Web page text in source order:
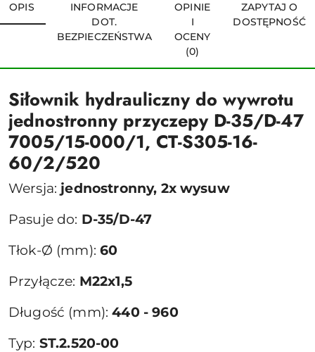
OPIS
INFORMACJE
DOT.
BEZPIECZEŃSTWA
OPINIE
I
OCENY
(0)
ZAPYTAJ O
DOSTĘPNOŚĆ
Siłownik hydrauliczny do wywrotu
jednostronny przyczepy D-35/D-47
7005/15-000/1, CT-S305-16-
60/2/520
Wersja: jednostronny, 2x wysuw
Pasuje do: D-35/D-47
Tłok-Ø (mm):60
Przyłącze: M22x1,5
Długość (mm):440 - 960
Typ: ST.2.520-00